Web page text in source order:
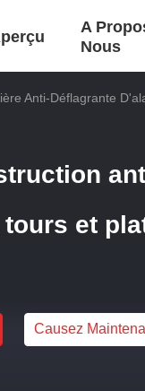
A
Nous
Anti-Déflagrante
et
Causez